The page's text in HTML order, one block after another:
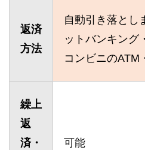
返済
方法
自動引き落とし
ットバンキング
コンビニのATM
繰上
返
済・
可能